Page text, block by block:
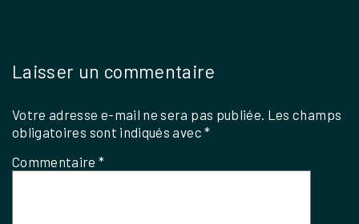
Laisser un commentaire
Votre adresse e-mail ne sera pas publiée. Les champs
obligatoires sont indiqués avec*
Commentaire*